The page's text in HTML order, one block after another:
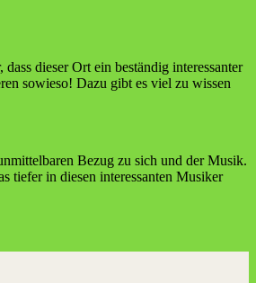
die­ser Ort ein bestän­dig inter­es­san­ter
sowie­so! Dazu gibt es viel zu wis­sen
Bezug zu sich und der Musik.
tie­fer in die­sen inter­es­san­ten Musi­ker